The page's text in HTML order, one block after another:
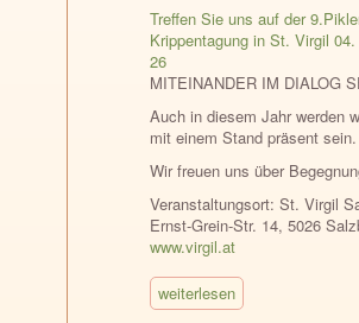
Treffen Sie uns auf der
Krippentagung in St. Virgil
26
MITEINANDER IM DIALOG
Auch in diesem Jahr werden
mit einem Stand präsent sein.
Wir freuen uns über
Veranstaltungsort: St. Virgil
Ernst-Grein-Str. 14, 5026
www.virgil.at
weiterlesen